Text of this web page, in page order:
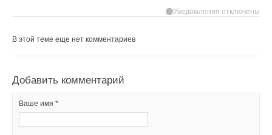
Уведомления отключены
В этой теме еще нет комментариев
Добавить комментарий
Ваше имя *